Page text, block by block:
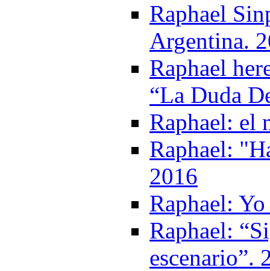
Raphael
Argentina.
Raphael
“La Duda
Raphael: el
Raphael:
2016
Raphael:
Raphael:
escenario”.